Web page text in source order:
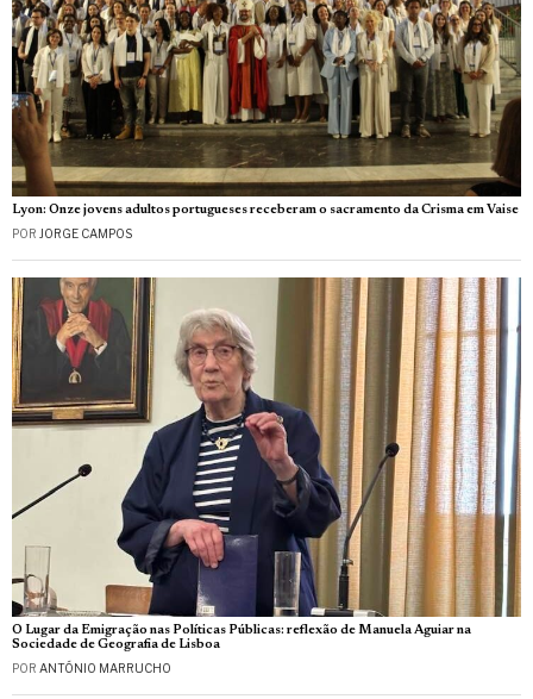
Lyon: Onze jovens adultos portugueses receberam o sacramento da Crisma em Vaise
POR JORGE CAMPOS
O Lugar da Emigração nas Políticas Públicas: reflexão de Manuela Aguiar na
Sociedade de Geografia de Lisboa
POR ANTÓNIO MARRUCHO